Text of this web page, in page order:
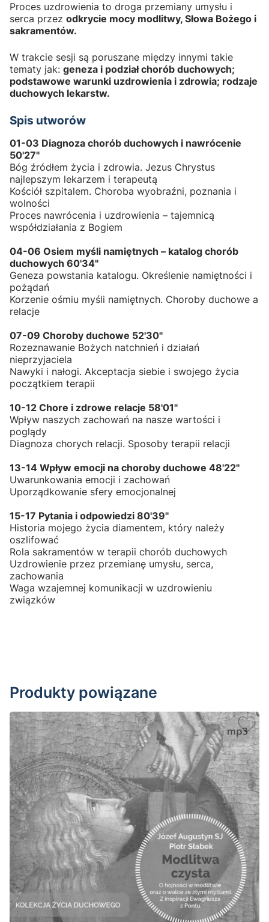
Proces uzdrowienia to droga przemiany umysłu i
serca przez odkrycie mocy modlitwy, Słowa Bożego i
sakramentów.
W trakcie sesji są poruszane między innymi takie
tematy jak: geneza i podział chorób duchowych;
podstawowe warunki uzdrowienia i zdrowia; rodzaje
duchowych lekarstw.
Spis utworów
01-03 Diagnoza chorób duchowych i nawrócenie
50'27"
Bóg źródłem życia i zdrowia. Jezus Chrystus
najlepszym lekarzem i terapeutą
Kościół szpitalem. Choroba wyobraźni, poznania i
wolności
Proces nawrócenia i uzdrowienia – tajemnicą
współdziałania z Bogiem
04-06 Osiem myśli namiętnych – katalog chorób
duchowych 60'34"
Geneza powstania katalogu. Określenie namiętności i
pożądań
Korzenie ośmiu myśli namiętnych. Choroby duchowe a
relacje
07-09 Choroby duchowe 52'30"
Rozeznawanie Bożych natchnień i działań
nieprzyjaciela
Nawyki i nałogi. Akceptacja siebie i swojego życia
początkiem terapii
10-12 Chore i zdrowe relacje 58'01"
Wpływ naszych zachowań na nasze wartości i
poglądy
Diagnoza chorych relacji. Sposoby terapii relacji
13-14 Wpływ emocji na choroby duchowe 48'22"
Uwarunkowania emocji i zachowań
Uporządkowanie sfery emocjonalnej
15-17 Pytania i odpowiedzi 80'39"
Historia mojego życia diamentem, który należy
oszlifować
Rola sakramentów w terapii chorób duchowych
Uzdrowienie przez przemianę umysłu, serca,
zachowania
Waga wzajemnej komunikacji w uzdrowieniu
związków
Produkty powiązane